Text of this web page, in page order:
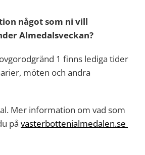
något som ni vill
Almedalsveckan?
1 finns lediga tider
möten och andra
Mer information om vad som
på vasterbottenialmedalen.se